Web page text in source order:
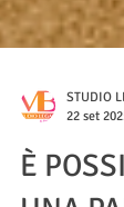
STUDIO
22 set